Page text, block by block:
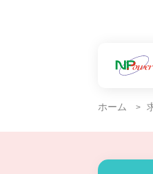
ホーム